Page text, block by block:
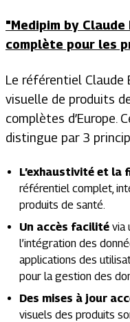
"Medipim by
complète pour les
Le référentiel Claude
visuelle de produits
complètes d’Europe.
distingue par 3
L’exhaustivité et la
référentiel complet,
produits de santé.
Un accès facilité via
l’intégration des
applications des
pour la gestion des
Des mises à jour
visuels des produits